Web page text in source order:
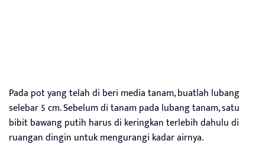
Pada pot yang telah di beri media tanam, buatlah lubang
selebar 5 cm. Sebelum di tanam pada lubang tanam, satu
bibit bawang putih harus di keringkan terlebih dahulu di
ruangan dingin untuk mengurangi kadar airnya.